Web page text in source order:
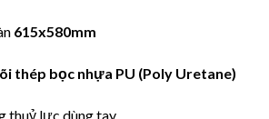
615x580mm
thép bọc nhựa PU (Poly Uretane)
thuỷ lực dùng tay